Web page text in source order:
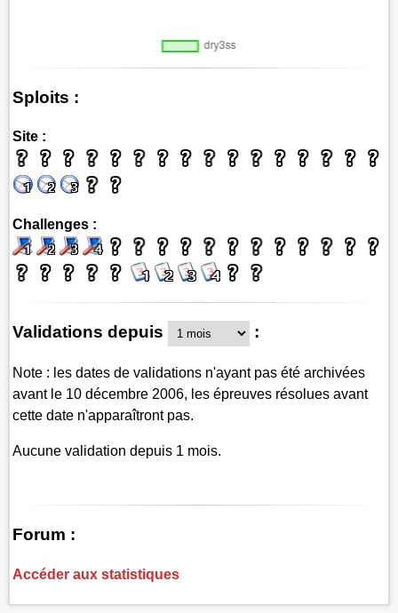
Sploits :
Site :
Challenges :
Validations depuis :
Note : les dates de validations n'ayant pas été archivées
avant le 10 décembre 2006, les épreuves résolues avant
cette date n'apparaîtront pas.
Aucune validation depuis 1 mois.
Forum :
Accéder aux statistiques